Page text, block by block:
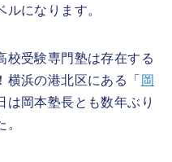
になります。
校受験専門塾は存在する
横浜の港北区にある「岡
は岡本塾長とも数年ぶり